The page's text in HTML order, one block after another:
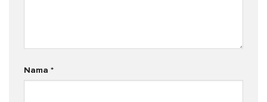
Nama *